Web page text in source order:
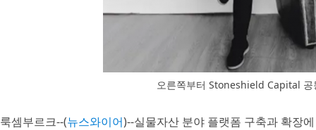
오른쪽부터 Stoneshield Capital
룩셈부르크--(뉴스와이어)--실물자산 분야 플랫폼 구축과 확장